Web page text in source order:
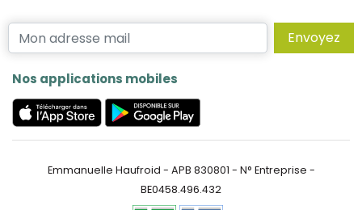
Envoyez
Nos applications mobiles
Emmanuelle Haufroid - APB 830801 - N° Entreprise -
BE0458.496.432